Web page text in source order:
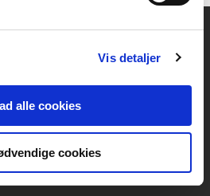
Vis detaljer
alle cookies
cookies